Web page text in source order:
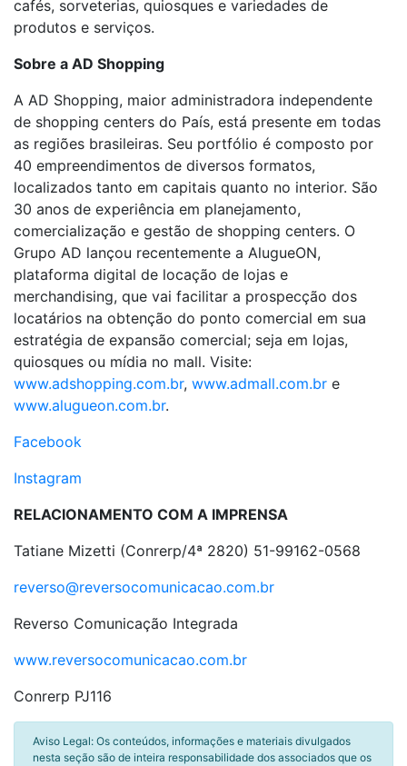
cafés, sorveterias, quiosques e variedades de
produtos e serviços.
Sobre a AD Shopping
A AD Shopping, maior administradora independente
de shopping centers do País, está presente em todas
as regiões brasileiras. Seu portfólio é composto por
40 empreendimentos de diversos formatos,
localizados tanto em capitais quanto no interior. São
30 anos de experiência em planejamento,
comercialização e gestão de shopping centers. O
Grupo AD lançou recentemente a AlugueON,
plataforma digital de locação de lojas e
merchandising, que vai facilitar a prospecção dos
locatários na obtenção do ponto comercial em sua
estratégia de expansão comercial; seja em lojas,
quiosques ou mídia no mall. Visite:
www.adshopping.com.br, www.admall.com.br e
www.alugueon.com.br.
Facebook
Instagram
RELACIONAMENTO COM A IMPRENSA
Tatiane Mizetti (Conrerp/4ª 2820) 51-99162-0568
reverso@reversocomunicacao.com.br
Reverso Comunicação Integrada
www.reversocomunicacao.com.br
Conrerp PJ116
Aviso Legal: Os conteúdos, informações e materiais divulgados
nesta seção são de inteira responsabilidade dos associados que os